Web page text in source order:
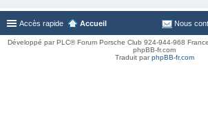
Accès rapide Accueil Nous
Développé par PLC® Forum Porsche Club 924-944-968
phpBB-fr.com
Traduit parphpBB-fr.com